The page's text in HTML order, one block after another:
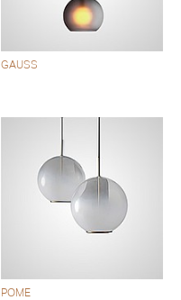
GAUSS
POME